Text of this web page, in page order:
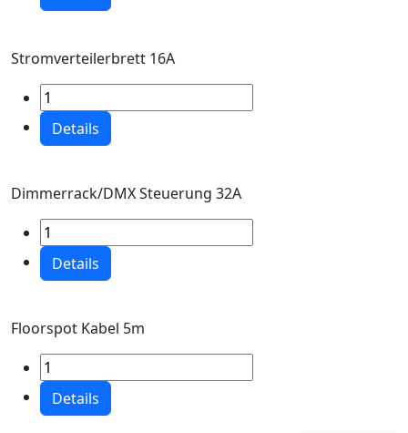
Stromverteilerbrett 16A
Details
Dimmerrack/DMX Steuerung 32A
Details
Floorspot Kabel 5m
Details